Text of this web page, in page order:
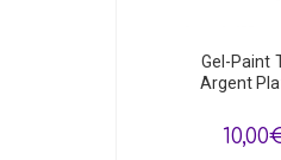
Gel-Paint
Argent
10,00